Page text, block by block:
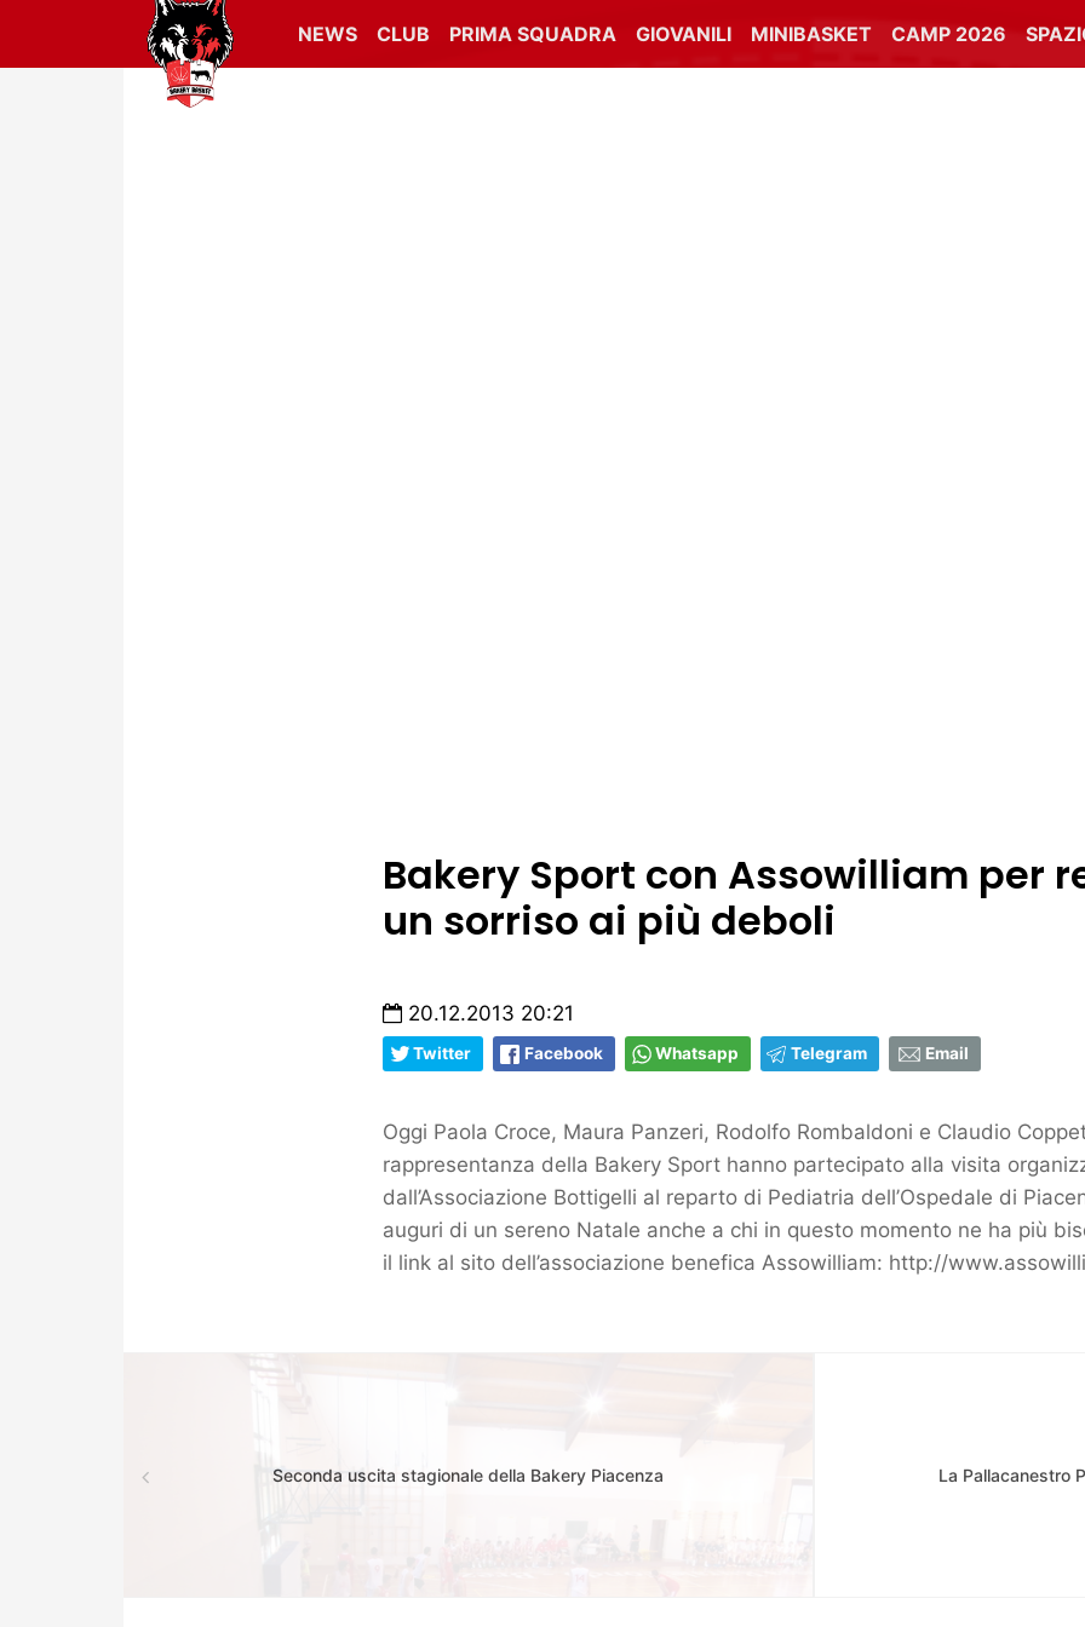
NEWS CLUB PRIMA SQUADRA GIOVANILI MINIBASKET CAMP 2026
Bakery Sport con Assowilliam per
un sorriso ai più deboli
20.12.2013 20:21
Twitter Facebook Whatsapp Telegram Email
Oggi Paola Croce, Maura Panzeri, Rodolfo Rombaldoni e Claudio
rappresentanza della Bakery Sport hanno partecipato alla visita
dall’Associazione Bottigelli al reparto di Pediatria dell’Ospedale di
auguri di un sereno Natale anche a chi in questo momento ne ha più
il link al sito dell’associazione benefica Assowilliam: http://
Seconda uscita stagionale della Bakery Piacenza La Pallacanestro